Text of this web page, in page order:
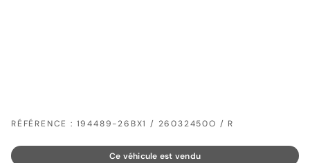
RÉFÉRENCE : 194489-26BX1 / 26032450O / R
Ce véhicule est vendu